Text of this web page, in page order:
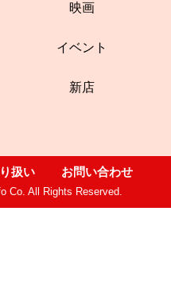
映画
イベント
新店
扱い お問い合わせ
Co. All Rights Reserved.